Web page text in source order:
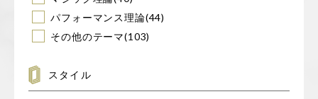
パフォーマンス理論(44)
その他のテーマ(103)
スタイル